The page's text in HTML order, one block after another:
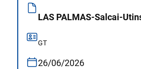
LAS PALMAS-Salcai-
GT
26/06/2026